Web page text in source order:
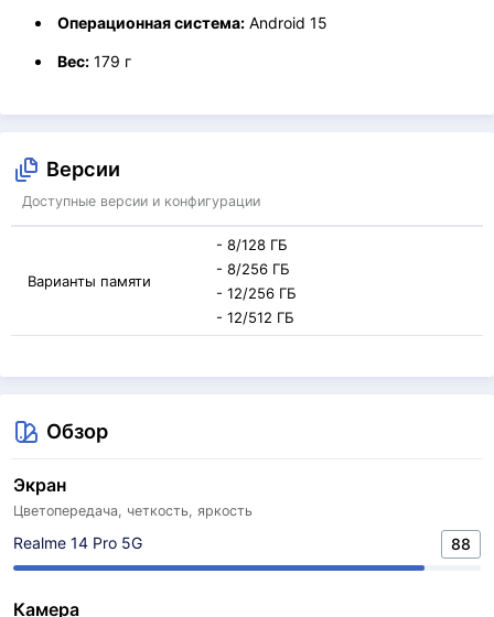
Операционная система: Android 15
Вес: 179 г
Версии
Доступные версии и конфигурации
Варианты памяти
- 8/128 ГБ
- 8/256 ГБ
- 12/256 ГБ
- 12/512 ГБ
Обзор
Экран
Цветопередача, четкость, яркость
Realme 14 Pro 5G 88
Камера